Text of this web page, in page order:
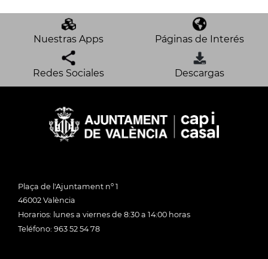
Nuestras Apps Páginas de Interés
Redes Sociales Descargas
Plaça de l'Ajuntament nº 1
46002 València
Horarios: lunes a viernes de 8:30 a 14:00 horas
Teléfono: 963 52 54 78